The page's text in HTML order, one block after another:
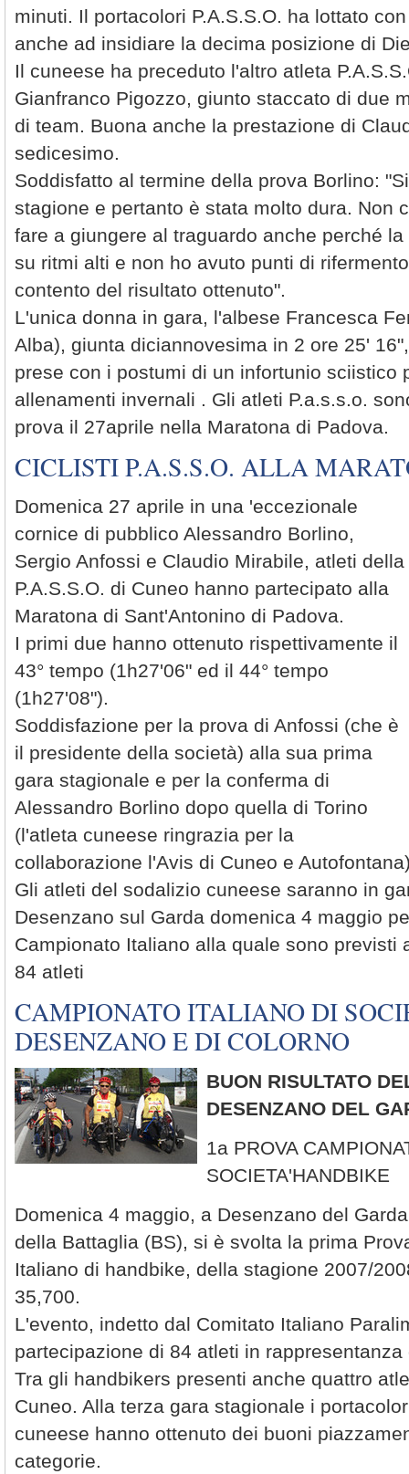
minuti. Il portacolori P.A.S.S.O. ha lottato
anche ad insidiare la decima posizione di
Il cuneese ha preceduto l'altro atleta
Gianfranco Pigozzo, giunto staccato di due
di team. Buona anche la prestazione di
sedicesimo.
Soddisfatto al termine della prova Borlino:
stagione e pertanto è stata molto dura. Non
fare a giungere al traguardo anche perché
su ritmi alti e non ho avuto punti di
contento del risultato ottenuto".
L'unica donna in gara, l'albese Francesca
Alba), giunta diciannovesima in 2 ore 25'
prese con i postumi di un infortunio sciistico
allenamenti invernali . Gli atleti P.a.s.s.o.
prova il 27aprile nella Maratona di Padova.
CICLISTI P.A.S.S.O. ALLA
Domenica 27 aprile in una 'eccezionale
cornice di pubblico Alessandro Borlino,
Sergio Anfossi e Claudio Mirabile, atleti della
P.A.S.S.O. di Cuneo hanno partecipato alla
Maratona di Sant'Antonino di Padova.
I primi due hanno ottenuto rispettivamente il
43° tempo (1h27'06" ed il 44° tempo
(1h27'08").
Soddisfazione per la prova di Anfossi (che è
il presidente della società) alla sua prima
gara stagionale e per la conferma di
Alessandro Borlino dopo quella di Torino
(l'atleta cuneese ringrazia per la
collaborazione l'Avis di Cuneo e
Gli atleti del sodalizio cuneese saranno in
Desenzano sul Garda domenica 4 maggio
Campionato Italiano alla quale sono previsti
84 atleti
CAMPIONATO ITALIANO DI
DESENZANO E DI COLORNO
BUON RISULTATO
DESENZANO DEL
1a PROVA
SOCIETA'HANDBIKE
Domenica 4 maggio, a Desenzano del
della Battaglia (BS), si è svolta la prima
Italiano di handbike, della stagione 2007/
35,700.
L'evento, indetto dal Comitato Italiano
partecipazione di 84 atleti in
Tra gli handbikers presenti anche quattro
Cuneo. Alla terza gara stagionale i
cuneese hanno ottenuto dei buoni
categorie.